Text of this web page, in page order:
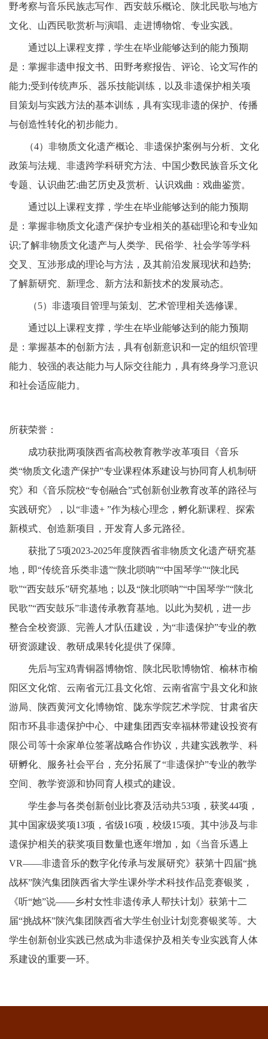
野考察与音乐民族志写作、西安鼓乐概论、陕北民歌与地方
文化、山西民歌赏析与演唱、走进博物馆、专业实践。
通过以上课程支撑，学生在毕业能够达到的能力预期
是： 掌握非遗申报文书、田野考察报告、评论、论文写作的
能力;受到传统声乐、器乐技能训练，以及非遗保护相关项
目策划与实践方法的基本训练，具有实现非遗的保护、传播
与创造性转化的初步能力。
（4）非物质文化遗产概论、非遗保护案例与分析、文化
政策与法规、非遗跨学科研究方法、中国少数民族音乐文化
专题、认识曲艺:曲艺历史及赏析、认识戏曲：戏曲鉴赏。
通过以上课程支撑，学生在毕业能够达到的能力预期
是：掌握非物质文化遗产保护专业相关的基础理论和专业知
识;了解非物质文化遗产与人类学、民俗学、社会学等学科
交叉、互涉形成的理论与方法，及其前沿发展现状和趋势;
了解新研究、新理念、新方法和新技术的发展动态。
（5）非遗项目管理与策划、艺术管理相关选修课。
通过以上课程支撑，学生在毕业能够达到的能力预期
是：掌握基本的创新方法，具有创新意识和一定的组织管理
能力、较强的表达能力与人际交往能力，具有终身学习意识
和社会适应能力。
所获荣誉：
成功获批两项陕西省高校教育教学改革项目《音乐
类“物质文化遗产保护”专业课程体系建设与协同育人机制研
究》和《音乐院校“专创融合”式创新创业教育改革的路径与
实践研究》，以“非遗+ ”作为核心理念，孵化新课程、探索
新模式、创造新项目，开发育人多元路径。
获批了5项2023-2025年度陕西省非物质文化遗产研究基
地，即“传统音乐类非遗”“陕北唢呐”“中国琴学”“陕北民
歌”“西安鼓乐”研究基地；以及“陕北唢呐”“中国琴学”“陕北
民歌”“西安鼓乐”非遗传承教育基地。以此为契机，进一步
整合全校资源、完善人才队伍建设，为“非遗保护”专业的教
研资源建设、教研成果转化提供了保障。
先后与宝鸡青铜器博物馆、陕北民歌博物馆、榆林市榆
阳区文化馆、云南省元江县文化馆、云南省富宁县文化和旅
游局、陕西黄河文化博物馆、陇东学院艺术学院、甘肃省庆
阳市环县非遗保护中心、中建集团西安幸福林带建设投资有
限公司等十余家单位签署战略合作协议，共建实践教学、科
研孵化、服务社会平台，充分拓展了“非遗保护”专业的教学
空间、教学资源和协同育人模式的建设。
学生参与各类创新创业比赛及活动共53项，获奖44项，
其中国家级奖项13项，省级16项，校级15项。其中涉及与非
遗保护相关的获奖项目数量也逐年增加，如《当音乐遇上
VR——非遗音乐的数字化传承与发展研究》获第十四届“挑
战杯”陕汽集团陕西省大学生课外学术科技作品竞赛银奖，
《听“她”说——乡村女性非遗传承人帮扶计划》获第十二
届“挑战杯”陕汽集团陕西省大学生创业计划竞赛银奖等。大
学生创新创业实践已然成为非遗保护及相关专业实践育人体
系建设的重要一环。